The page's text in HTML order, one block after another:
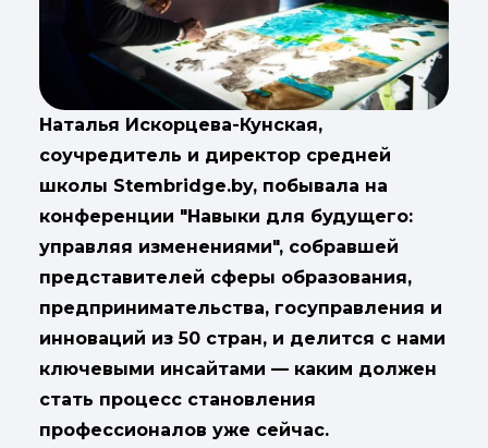
Наталья Искорцева-Кунская,
соучредитель и директор средней
школы Stembridge.by, побывала на
конференции "Навыки для будущего:
управляя изменениями", собравшей
представителей сферы образования,
предпринимательства, госуправления и
инноваций из 50 стран, и делится с нами
ключевыми инсайтами — каким должен
стать процесс становления
профессионалов уже сейчас.